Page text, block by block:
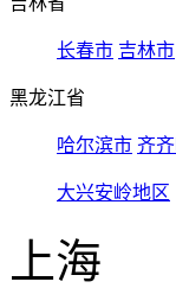
长春市 吉林市
黑龙江省
哈尔滨市 齐
大兴安岭地区
上海